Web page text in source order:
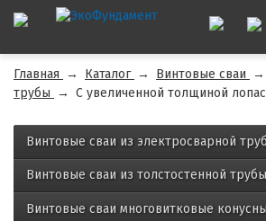
Главная → Каталог → Винтовые сваи →
трубы → С увеличенной толщиной
Винтовые сваи из электросварной
Винтовые сваи из толстостенной трубы
Винтовые сваи многовитковые